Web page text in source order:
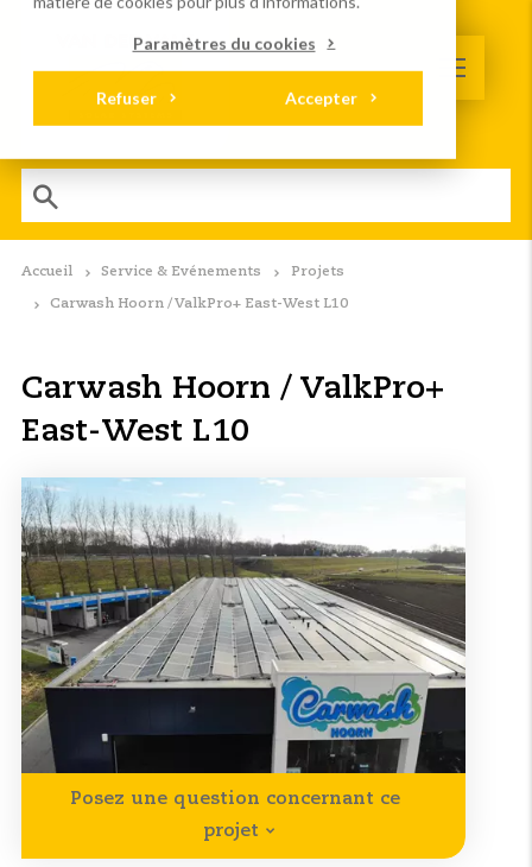
Paramètres du cookies
Accepter
Refuser
Accueil Service & Evénements Projets
Carwash Hoorn / ValkPro+ East-West L10
Carwash Hoorn / ValkPro+
East-West L10
Posez une question concernant ce
projet